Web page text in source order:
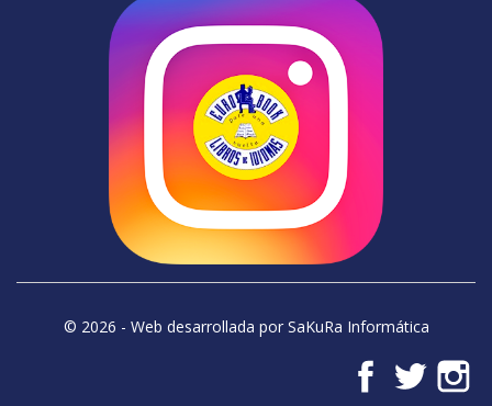
© 2026 - Web desarrollada por SaKuRa Informática